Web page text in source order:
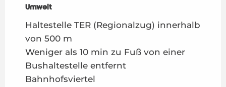
Umwelt
Umwelt
Haltestelle TER (Regionalzug) innerhalb
von 500 m
Weniger als 10 min zu Fuß von einer
Bushaltestelle entfernt
Bahnhofsviertel